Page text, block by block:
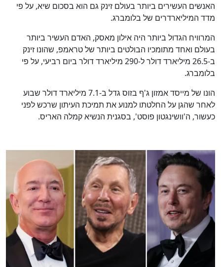
האנשים העשירים ביותר בעולם זינק גם הוא בסכום שיא, על פי
מדד המיליארדרים של בלומברג.
המרוויח הגדול ביותר היה אילון מאסק, האדם העשיר ביותר
בעולם ואחד מתומכיו הבולטים ביותר של טראמפ, שהונו זינק
ב-26.5 מיליארד דולר ל-290 מיליארד דולר ביום רביעי, על פי
בלומברג.
הונו של מייסד אמזון ג'ף בזוס גדל ב-7.1 מיליארד דולר שבוע
לאחר שהגן על החלטתו למנוע את תמיכת העיתון שרכש לפני
כעשור, ה'וושינגטון פוסט', בסגנית הנשיא קמלה האריס.